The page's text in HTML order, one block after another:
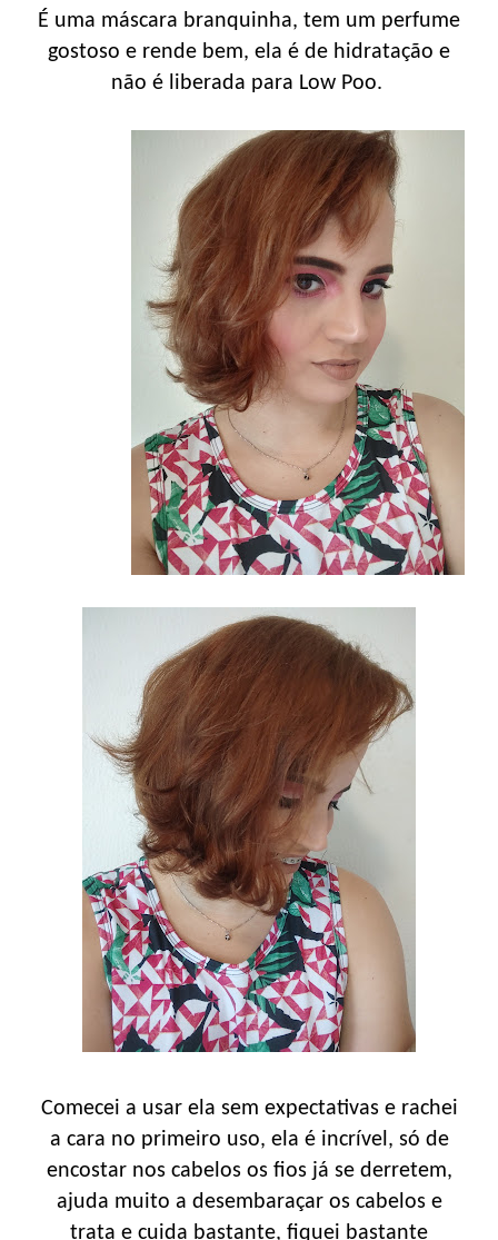
É uma máscara branquinha, tem um perfume
gostoso e rende bem, ela é de hidratação e
não é liberada para Low Poo.
Comecei a usar ela sem expectativas e rachei
a cara no primeiro uso, ela é incrível, só de
encostar nos cabelos os fios já se derretem,
ajuda muito a desembaraçar os cabelos e
trata e cuida bastante, fiquei bastante